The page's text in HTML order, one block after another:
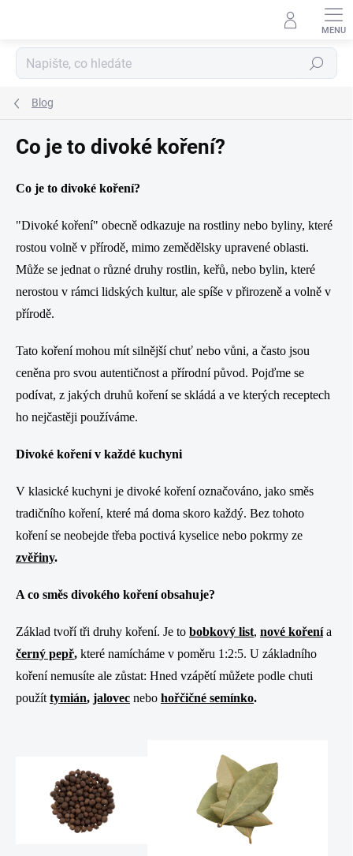
Hledat
Blog
Co je to divoké koření?
Co je to divoké koření?
"Divoké koření" obecně odkazuje na rostliny nebo byliny, které
rostou volně v přírodě, mimo zemědělsky upravené oblasti.
Může se jednat o různé druhy rostlin, keřů, nebo bylin, které
nerostou v rámci lidských kultur, ale spíše v přirozeně a volně v
přírodě.
Tato koření mohou mít silnější chuť nebo vůni, a často jsou
ceněna pro svou autentičnost a přírodní původ. Pojďme se
podívat, z jakých druhů koření se skládá a ve kterých receptech
ho nejčastěji používáme.
Divoké koření v každé kuchyni
V klasické kuchyni je divoké koření označováno, jako směs
tradičního koření, které má doma skoro každý. Bez tohoto
koření se neobejde třeba poctivá kyselice nebo pokrmy ze
zvěřiny.
A co směs divokého koření obsahuje?
Základ tvoří tři druhy koření. Je to bobkový list, nové kořenía
černý pepř, které namícháme v poměru 1:2:5. U základního
koření nemusíte ale zůstat: Hned vzápětí můžete podle chuti
použít tymián, jalovec nebo hořčičné semínko.